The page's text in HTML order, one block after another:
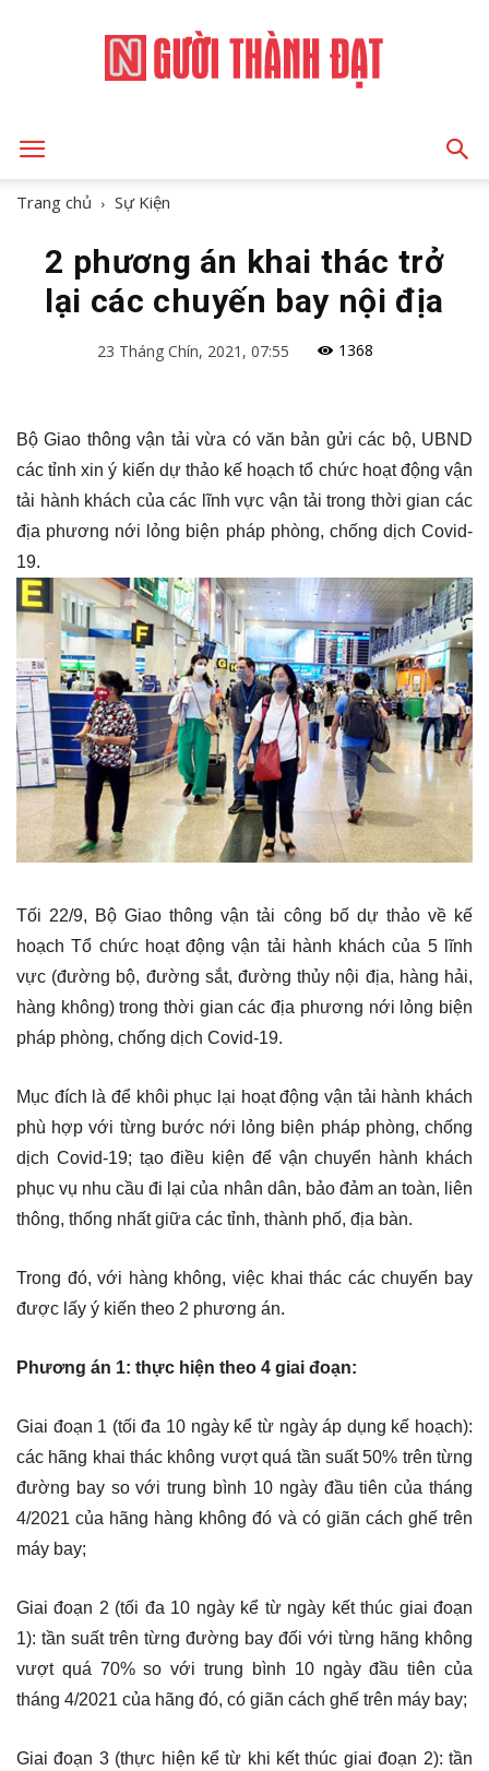
THÀNH
ĐẠT
Trang chủ Sự Kiện
2 phương án khai thác trở
lại các chuyến bay nội địa
23 Tháng Chín, 2021, 07:55 1368
Bộ Giao thông vận tải vừa có văn bản gửi các bộ, UBND
các tỉnh xin ý kiến dự thảo kế hoạch tổ chức hoạt động vận
tải hành khách của các lĩnh vực vận tải trong thời gian các
địa phương nới lỏng biện pháp phòng, chống dịch Covid-
19.
Tối 22/9, Bộ Giao thông vận tải công bố dự thảo về kế
hoạch Tổ chức hoạt động vận tải hành khách của 5 lĩnh
vực (đường bộ, đường sắt, đường thủy nội địa, hàng hải,
hàng không) trong thời gian các địa phương nới lỏng biện
pháp phòng, chống dịch Covid-19.
Mục đích là để khôi phục lại hoạt động vận tải hành khách
phù hợp với từng bước nới lỏng biện pháp phòng, chống
dịch Covid-19; tạo điều kiện để vận chuyển hành khách
phục vụ nhu cầu đi lại của nhân dân, bảo đảm an toàn, liên
thông, thống nhất giữa các tỉnh, thành phố, địa bàn.
Trong đó, với hàng không, việc khai thác các chuyến bay
được lấy ý kiến theo 2 phương án.
Phương án 1: thực hiện theo 4 giai đoạn:
Giai đoạn 1 (tối đa 10 ngày kể từ ngày áp dụng kế hoạch):
các hãng khai thác không vượt quá tần suất 50% trên từng
đường bay so với trung bình 10 ngày đầu tiên của tháng
4/2021 của hãng hàng không đó và có giãn cách ghế trên
máy bay;
Giai đoạn 2 (tối đa 10 ngày kể từ ngày kết thúc giai đoạn
1): tần suất trên từng đường bay đối với từng hãng không
vượt quá 70% so với trung bình 10 ngày đầu tiên của
tháng 4/2021 của hãng đó, có giãn cách ghế trên máy bay;
Giai đoạn 3 (thực hiện kể từ khi kết thúc giai đoạn 2): tần